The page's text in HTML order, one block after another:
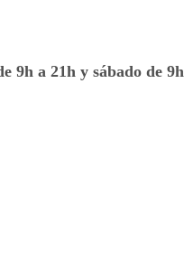
9h a 21h y sábado de